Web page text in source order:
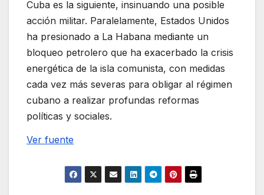
Cuba es la siguiente, insinuando una posible
acción militar. Paralelamente, Estados Unidos
ha presionado a La Habana mediante un
bloqueo petrolero que ha exacerbado la crisis
energética de la isla comunista, con medidas
cada vez más severas para obligar al régimen
cubano a realizar profundas reformas
políticas y sociales.
Ver fuente